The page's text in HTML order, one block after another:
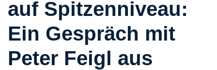
auf Spitzenniveau:
Ein Gespräch mit
Peter Feigl aus